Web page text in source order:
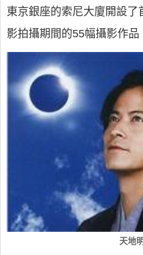
東京銀座的索尼大廈開設
影拍攝期間的55幅攝影作品
天地